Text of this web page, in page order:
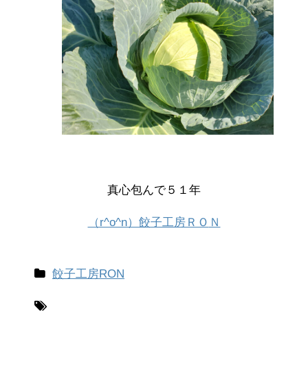
真心包んで５１年
（r^o^n）餃子工房ＲＯ Ｎ
餃子工房RON